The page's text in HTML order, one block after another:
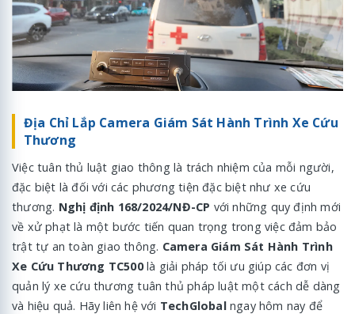
Địa Chỉ Lắp Camera Giám Sát Hành Trình Xe Cứu
Thương
Việc tuân thủ luật giao thông là trách nhiệm của mỗi người,
đặc biệt là đối với các phương tiện đặc biệt như xe cứu
thương. Nghị định 168/2024/NĐ-CP với những quy định mới
về xử phạt là một bước tiến quan trọng trong việc đảm bảo
trật tự an toàn giao thông. Camera Giám Sát Hành Trình
Xe Cứu Thương TC500là giải pháp tối ưu giúp các đơn vị
quản lý xe cứu thương tuân thủ pháp luật một cách dễ dàng
và hiệu quả. Hãy liên hệ với TechGlobalngay hôm nay để